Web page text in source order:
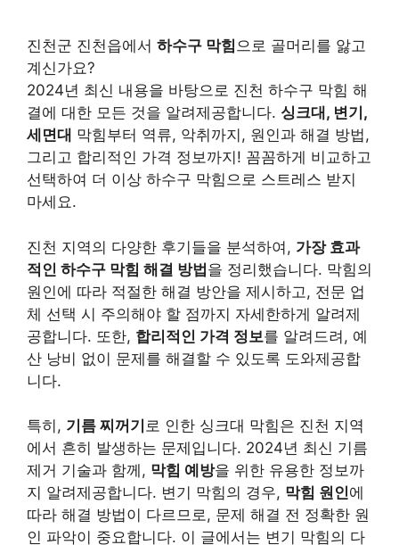
진천군 진천읍에서 하수구 막힘으로 골머리를 앓고
계신가요?
2024년 최신 내용을 바탕으로 진천 하수구 막힘 해
결에 대한 모든 것을 알려제공합니다. 싱크대, 변기,
세면대 막힘부터 역류, 악취까지, 원인과 해결 방법,
그리고 합리적인 가격 정보까지! 꼼꼼하게 비교하고
선택하여 더 이상 하수구 막힘으로 스트레스 받지
마세요.
진천 지역의 다양한 후기들을 분석하여, 가장 효과
적인 하수구 막힘 해결 방법을 정리했습니다. 막힘의
원인에 따라 적절한 해결 방안을 제시하고, 전문 업
체 선택 시 주의해야 할 점까지 자세한하게 알려제
공합니다. 또한, 합리적인 가격 정보를 알려드려, 예
산 낭비 없이 문제를 해결할 수 있도록 도와제공합
니다.
특히, 기름 찌꺼기 로 인한 싱크대 막힘은 진천 지역
에서 흔히 발생하는 문제입니다. 2024년 최신 기름
제거 기술과 함께, 막힘 예방을 위한 유용한 정보까
지 알려제공합니다. 변기 막힘의 경우, 막힘 원인에
따라 해결 방법이 다르므로, 문제 해결 전 정확한 원
인 파악이 중요합니다. 이 글에서는 변기 막힘의 다